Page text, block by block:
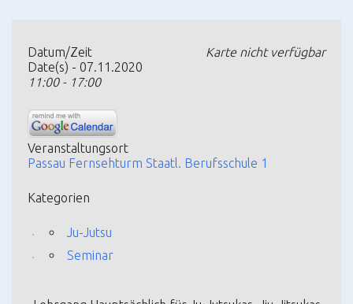
Ju-
Jutsu
Lehrgang
Karte nicht verfügbar
Datum/Zeit
Date(s) - 07.11.2020
11:00 - 17:00
Veranstaltungsort
Passau Fernsehturm Staatl. Berufsschule 1
Kategorien
Ju-Jutsu
Seminar